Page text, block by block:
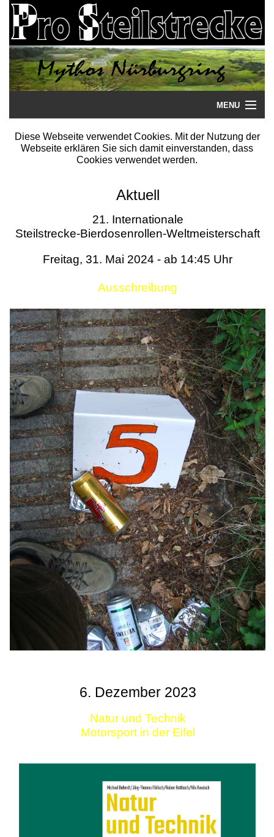
MENU
Startseite
Literatur
Termine
Diese Webseite verwendet Cookies. Mit der Nutzung der
Webseite erklären Sie sich damit einverstanden, dass
Cookies verwendet werden.
Aktuell
21. Internationale
Steilstrecke-Bierdosenrollen-Weltmeisterschaft
Freitag, 31. Mai 2024 - ab 14:45 Uhr
Ausschreibung
6. Dezember 2023
Natur und Technik
Motorsport in der Eifel